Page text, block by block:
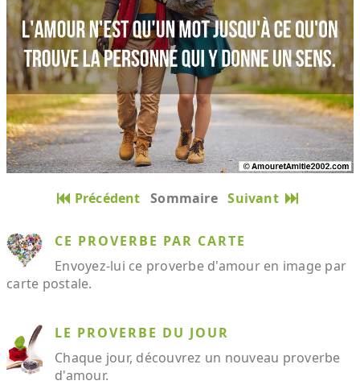
Précédent Sommaire Suivant
CE PROVERBE PAR CARTE
Envoyez-lui ce proverbe d'amour en image par
carte postale.
LE PROVERBE DU JOUR
Chaque jour, découvrez un nouveau proverbe
d'amour.